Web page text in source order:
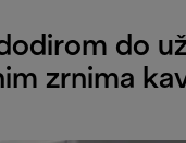
do
zrnima